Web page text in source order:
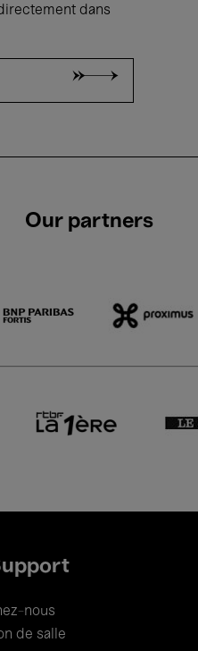
dans
Our partners
nous
de salle